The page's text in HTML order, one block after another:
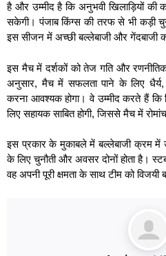
है और उम्मीद है कि अनुभवी खिलाड़ियों की
सकेगी। पंजाब किंग्स की तरफ से भी कड़ी
इस सीजन में अच्छी बल्लेबाजी और गेंदबाजी
इस मैच में दर्शकों को तेज गति और
अनुसार, मैच में सफलता पाने के लिए
करना आवश्यक होगा। वे उम्मीद करते हैं कि
लिए सहायक साबित होगी, जिससे मैच में
इस प्रकार के मुकाबले में बल्लेबाजी क्रम में
के लिए चुनौती और अवसर दोनों होता है।
वह अपनी पूरी क्षमता के साथ टीम को